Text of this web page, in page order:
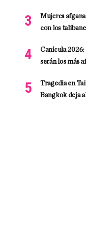
Mujeres
con los
Canícula 2026:
serán los más
Tragedia en
Bangkok deja